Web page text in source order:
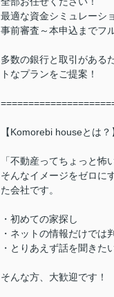
最適な資金シミュレーシ
事前審査～本申込までフ
多数の銀行と取引がある
トなプランをご提案！
【Komorebi houseとは？
「不動産ってちょっと怖
そんなイメージをゼロに
た会社です。
・初めての家探し
・ネットの情報だけでは
・とりあえず話を聞きた
そんな方、大歓迎です！